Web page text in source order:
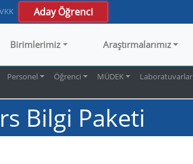
Aday Öğrenci
Birimlerimiz Araştırmalarımız
Personel Öğrenci MÜDEK Laboratuvarlar
Bilgi Paketi